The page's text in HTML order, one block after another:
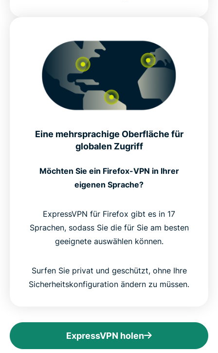
Eine mehrsprachige Oberfläche für
globalen Zugriff
Möchten Sie ein Firefox-VPN in Ihrer
eigenen Sprache?
ExpressVPN für Firefox gibt es in 17
Sprachen, sodass Sie die für Sie am besten
geeignete auswählen können.
Surfen Sie privat und geschützt, ohne Ihre
Sicherheitskonfiguration ändern zu müssen.
ExpressVPN holen